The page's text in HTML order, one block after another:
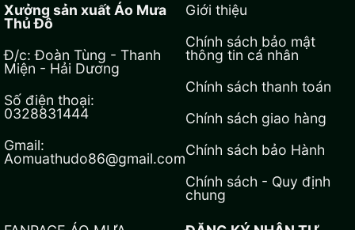
Xưởng sản xuất Áo Mưa
Thủ Đô
Đ/c: Đoàn Tùng - Thanh
Miện - Hải Dương
Số điện thoại:
0328831444
Gmail:
Aomuathudo86@gmail.com
Giới thiệu
Chính sách bảo mật
thông tin cá nhân
Chính sách thanh toán
Chính sách giao hàng
Chính sách bảo Hành
Chính sách - Quy định
chung